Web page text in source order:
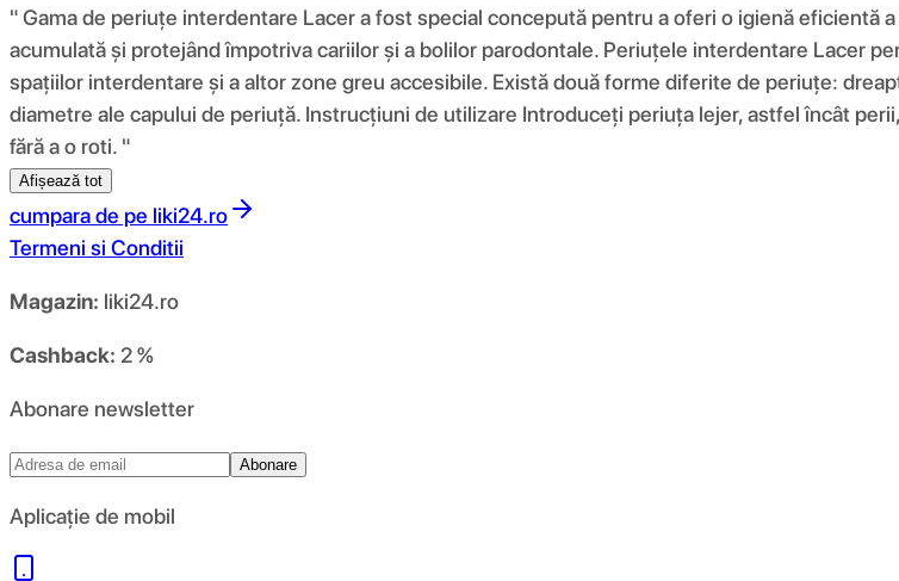
" Gama de periuțe interdentare Lacer a fost special concepută pentru a oferi o igienă
acumulată și protejând împotriva cariilor și a bolilor parodontale. Periuțele interdentare Lacer
spațiilor interdentare și a altor zone greu accesibile. Există două forme diferite de periuțe:
diametre ale capului de periuță. Instrucțiuni de utilizare Introduceți periuța lejer, astfel încât
fără a o roti. "
Afișează tot
cumpara de pe liki24.ro
Termeni si Conditii
Magazin: liki24.ro
Cashback: 2 %
Abonare newsletter
Abonare
Aplicație de mobil